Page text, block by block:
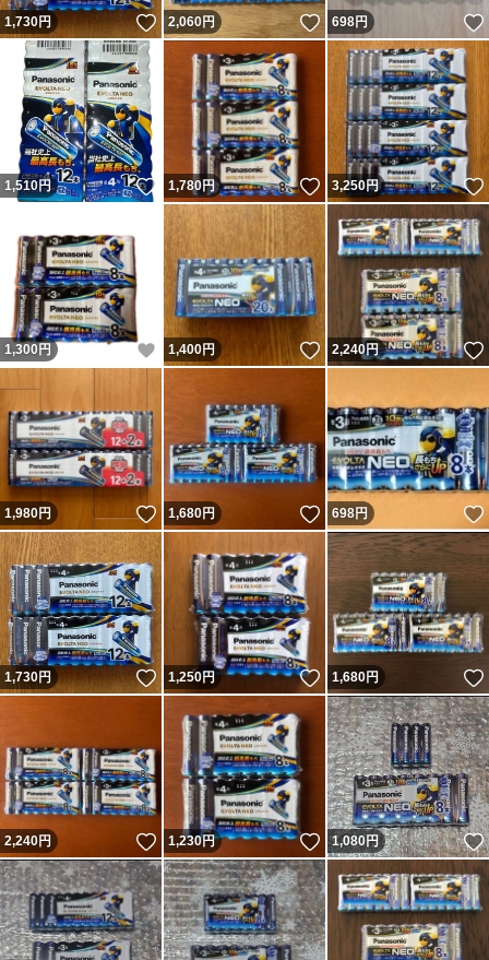
1,730円 いいね！
2,060円 いいね！
698円
1,510円 いいね！
1,780円 いいね！
3,250円
1,300 円 いいね！
1,400円 いいね！
2,240円
1,980円 いいね！
1,680円 いいね！
698円
1,730円 いいね！
1,250円 いいね！
1,680円
2,240円 いいね！
1,230円 いいね！
1,080円